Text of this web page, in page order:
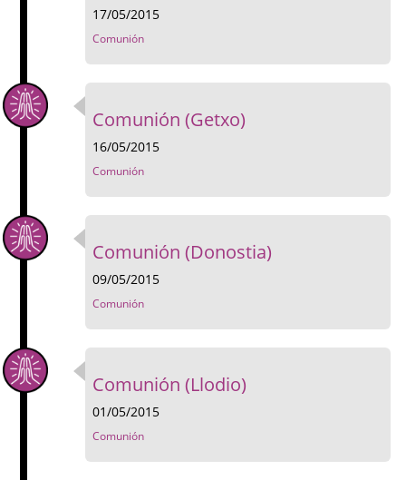
17/05/2015
Comunión
Comunión (Getxo)
16/05/2015
Comunión
Comunión (Donostia)
09/05/2015
Comunión
Comunión (Llodio)
01/05/2015
Comunión